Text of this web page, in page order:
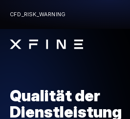
CFD_RISK_WARNING
Qualität der
Dienstleistung